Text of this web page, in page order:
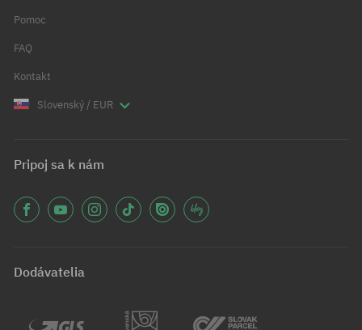
Pomoc
FAQ
Kontakt
Slovenský / EUR
Pripoj sa k nám
Dodávatelia